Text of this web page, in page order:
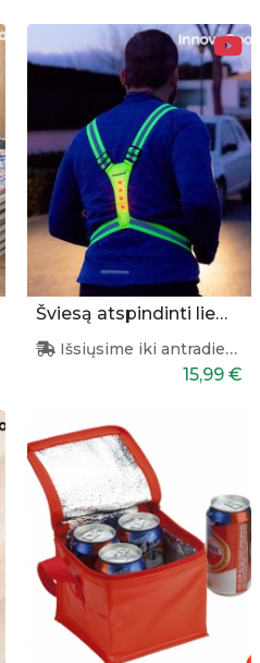
Šviesą atspindinti liemenė
Išsiųsime iki antradienio
15,99 €